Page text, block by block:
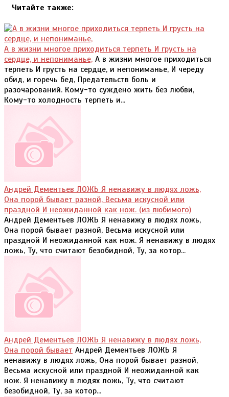
Читайте также:
А в жизни многое приходиться терпеть И грусть на
сердце, и непониманье, А в жизни многое приходиться
терпеть И грусть на сердце, и непониманье, И череду
обид, и горечь бед, Предательств боль и
разочарований. Кому-то суждено жить без любви,
Кому-то холодность терпеть и...
Андрей Дементьев ЛОЖЬ Я ненавижу в людях ложь,
Она порой бывает разной, Весьма искусной или
праздной И неожиданной как нож. (из любимого)
Андрей Дементьев ЛОЖЬ Я ненавижу в людях ложь,
Она порой бывает разной, Весьма искусной или
праздной И неожиданной как нож. Я ненавижу в людях
ложь, Ту, что считают безобидной, Ту, за котор...
Андрей Дементьев ЛОЖЬ Я ненавижу в людях ложь,
Она порой бывает Андрей Дементьев ЛОЖЬ Я
ненавижу в людях ложь, Она порой бывает разной,
Весьма искусной или праздной И неожиданной как
нож. Я ненавижу в людях ложь, Ту, что считают
безобидной, Ту, за котор...